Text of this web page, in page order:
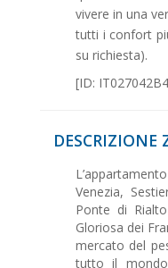
vivere in una
tutti i confort
su richiesta).
[ID:
DESCRIZIONE
Venezia,
Ponte di
Gloriosa dei
mercato del
tutto il